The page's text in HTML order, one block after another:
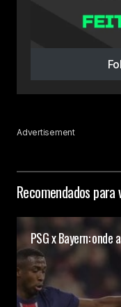
Advertisement
Recomendados para
PSG x Bayern: onde